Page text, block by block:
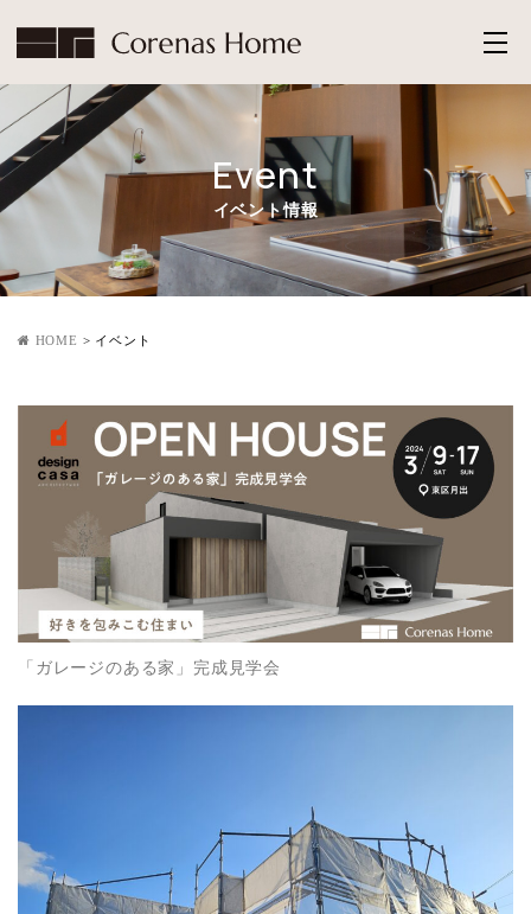
Event
イベント情報
HOME > イベント
「ガレージのある家」完成見学会